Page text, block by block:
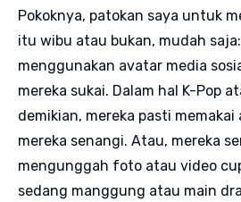
Pokoknya, patokan saya untuk
itu wibu atau bukan, mudah
menggunakan avatar media
mereka sukai. Dalam hal K-Pop
demikian, mereka pasti
mereka senangi. Atau, mereka
mengunggah foto atau video
sedang manggung atau main